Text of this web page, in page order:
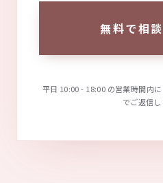
無料で相
平日 10:00 - 18:00 の営業時間内
でご返信し